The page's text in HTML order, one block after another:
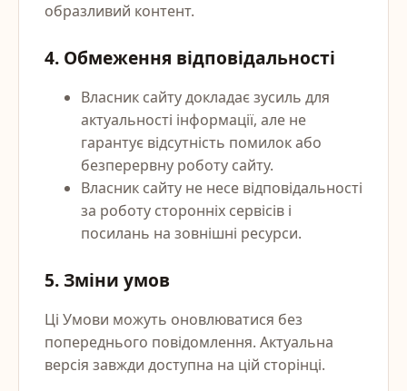
образливий контент.
4. Обмеження відповідальності
Власник сайту докладає зусиль для
актуальності інформації, але не
гарантує відсутність помилок або
безперервну роботу сайту.
Власник сайту не несе відповідальності
за роботу сторонніх сервісів і
посилань на зовнішні ресурси.
5. Зміни умов
Ці Умови можуть оновлюватися без
попереднього повідомлення. Актуальна
версія завжди доступна на цій сторінці.